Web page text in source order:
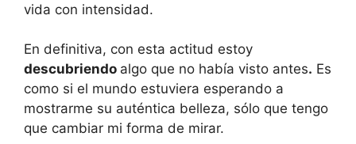
vida con intensidad.
En definitiva, con esta actitud estoy
descubriendo algo que no había visto antes. Es
como si el mundo estuviera esperando a
mostrarme su auténtica belleza, sólo que tengo
que cambiar mi forma de mirar.